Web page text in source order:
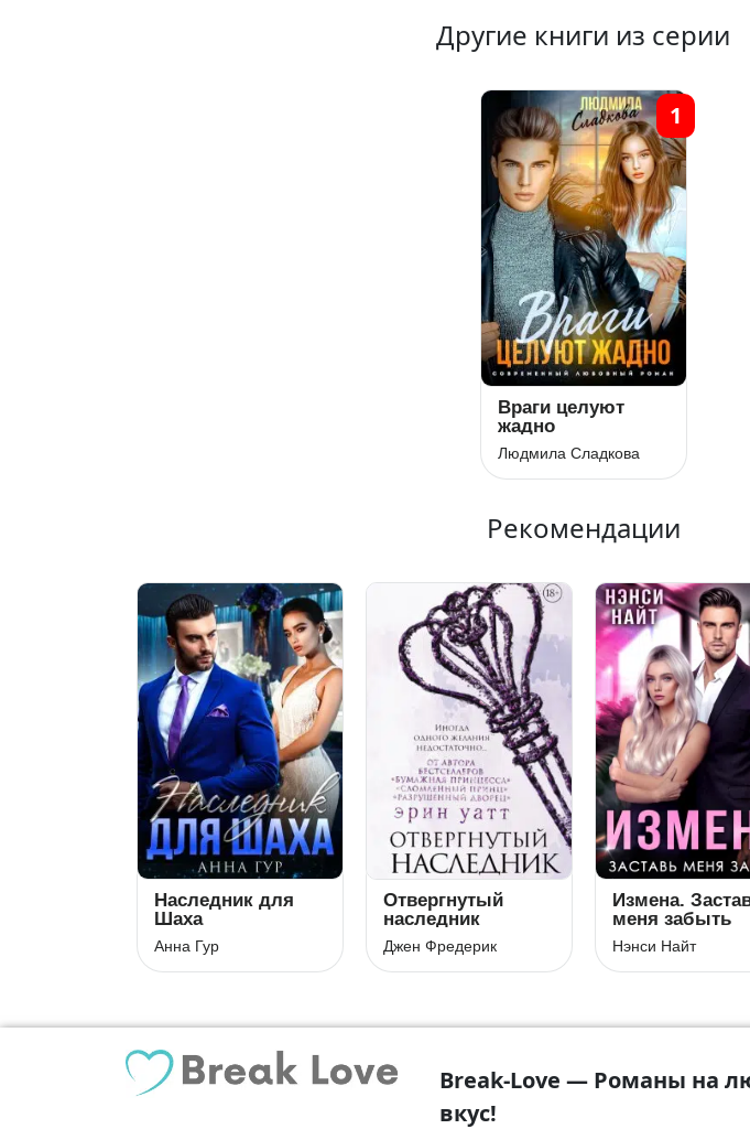
Другие книги из серии
Враги целуют
жадно
Людмила Сладкова
1
Рекомендации
Наследник для
Шаха
Анна Гур
Отвергнутый
наследник
Джен Фредерик
Измена.
меня забыть
Нэнси Найт
Break-Love — Романы на
вкус!